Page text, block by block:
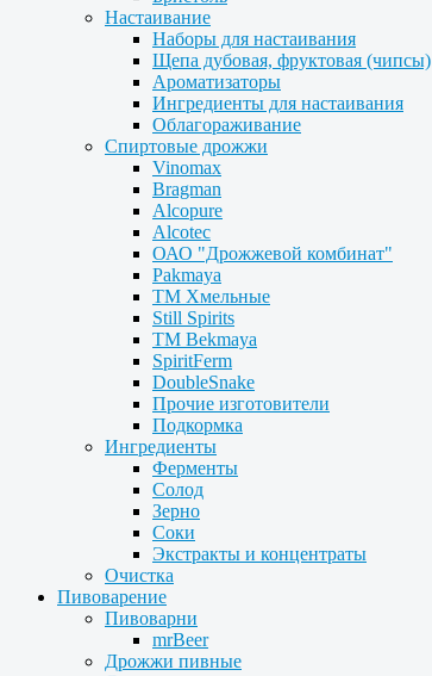
Настаивание
Наборы для настаивания
Щепа дубовая, фруктовая (чипсы)
Ароматизаторы
Ингредиенты для настаивания
Облагораживание
Спиртовые дрожжи
Vinomax
Bragman
Alcopure
Alcotec
ОАО "Дрожжевой комбинат"
Pakmaya
ТМ Хмельные
Still Spirits
ТМ Bekmaya
SpiritFerm
DoubleSnake
Прочие изготовители
Подкормка
Ингредиенты
Ферменты
Солод
Зерно
Соки
Экстракты и концентраты
Очистка
Пивоварение
Пивоварни
mrBeer
Дрожжи пивные